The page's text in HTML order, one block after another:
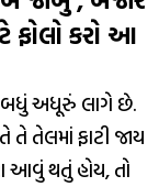
ફોલો કરો આ
બધું અધૂરું લાગે છે.
તેલમાં ફાટી જાય
આવું થતું હોય, તો